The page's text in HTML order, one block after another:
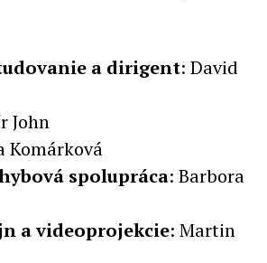
a dirigent: David
John
Komárková
spolupráca: Barbora
avideoprojekcie: Martin